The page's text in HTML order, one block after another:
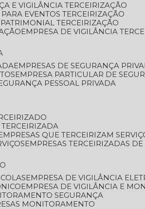
E VIGILÂNCIA TERCEIRIZAÇÃO
PARA EVENTOS TERCEIRIZAÇÃO
PATRIMONIAL TERCEIRIZAÇÃO
EMPRESA DE VIGILÂNCIA
EMPRESAS DE SEGURANÇA
EMPRESA PARTICULAR DE
PESSOAL PRIVADA
TERCEIRIZADA
EMPRESAS QUE TERCEIRIZAM
EMPRESAS TERCEIRIZADAS
EMPRESA DE VIGILÂNCIA
EMPRESA DE VIGILÂNCIA E
SEGURANÇA
MONITORAMENTO